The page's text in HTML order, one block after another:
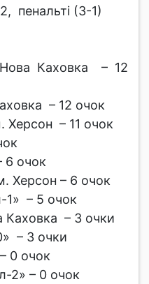
пенальті (3-1)
Каховка – 12
– 12 очок
– 11 очок
очок
Херсон – 6 очок
– 5 очок
Каховка – 3 очки
– 3 очки
0 очок
2» – 0 очок